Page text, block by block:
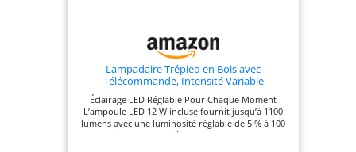
immédiatement votre intérieur
Lampadaire Trépied en Bois avec
Télécommande, Intensité Variable
Éclairage LED Réglable Pour Chaque Moment
L’ampoule LED 12 W incluse fournit jusqu’à 1100
lumens avec une luminosité réglable de 5 % à 100
%. Choisissez une lumière chaude de 3000K pour